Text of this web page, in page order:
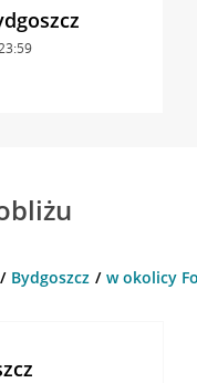
Bydgoszcz w okolicy